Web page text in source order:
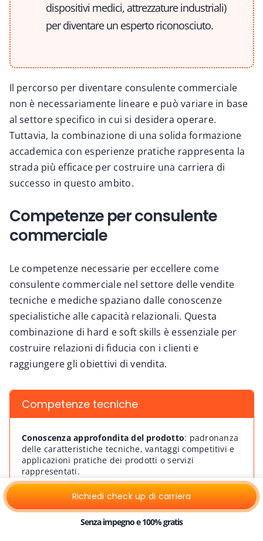
dispositivi medici, attrezzature industriali)
per diventare un esperto riconosciuto.
Il percorso per diventare consulente commerciale
non è necessariamente lineare e può variare in base
al settore specifico in cui si desidera operare.
Tuttavia, la combinazione di una solida formazione
accademica con esperienze pratiche rappresenta la
strada più efficace per costruire una carriera di
successo in questo ambito.
Competenze per consulente
commerciale
Le competenze necessarie per eccellere come
consulente commerciale nel settore delle vendite
tecniche e mediche spaziano dalle conoscenze
specialistiche alle capacità relazionali. Questa
combinazione di hard e soft skills è essenziale per
costruire relazioni di fiducia con i clienti e
raggiungere gli obiettivi di vendita.
Competenze tecniche
Conoscenza approfondita del prodotto: padronanza
delle caratteristiche tecniche, vantaggi competitivi e
applicazioni pratiche dei prodotti o servizi
rappresentati.
Analisi di mercato:capacità di interpretare trend di
settore, studiare la concorrenza e identificare
opportunità di business attraverso l’analisi dei dati.
Richiedi check up di carriera
Senza impegno e 100% gratis